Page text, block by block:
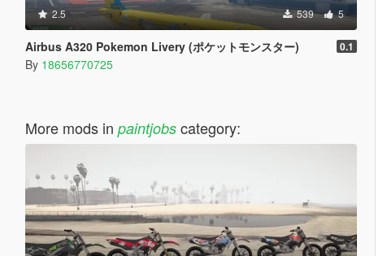
2.5 539 5
Airbus A320 Pokemon Livery (ポケットモンスター) 0.1
By 18656770725
More mods in paintjobscategory: